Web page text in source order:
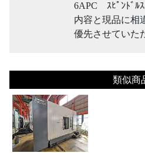
6APC ｽﾋﾟﾝﾄﾞﾙ
内容と現品に相
優先させていた
類似商